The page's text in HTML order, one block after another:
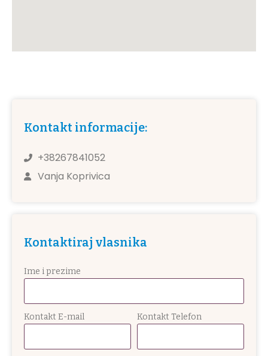
Kontakt informacije:
+38267841052
Vanja Koprivica
Kontaktiraj vlasnika
Ime i prezime
Kontakt E-mail Kontakt Telefon